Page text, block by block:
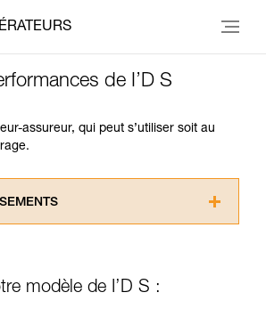
de I’D S
assureur, qui peut s’utiliser soit au
de la notice technique pour
modèle de I’D S :